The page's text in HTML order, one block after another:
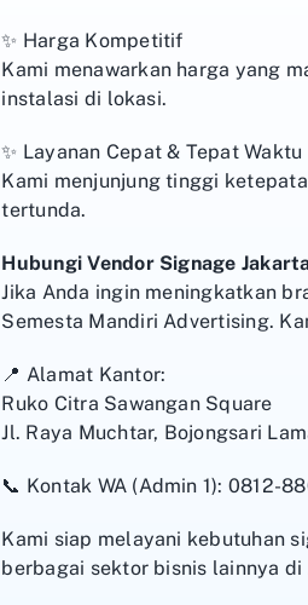
✨ Harga Kompetitif
Kami menawarkan harga yang
instalasi di lokasi.
✨ Layanan Cepat & Tepat Waktu
Kami menjunjung tinggi
tertunda.
Hubungi Vendor Signage
Jika Anda ingin meningkatkan
Semesta Mandiri Advertising.
📍 Alamat Kantor:
Ruko Citra Sawangan Square
Jl. Raya Muchtar, Bojongsari
📞 Kontak WA (Admin 1): 0812-
Kami siap melayani kebutuhan
berbagai sektor bisnis lainnya